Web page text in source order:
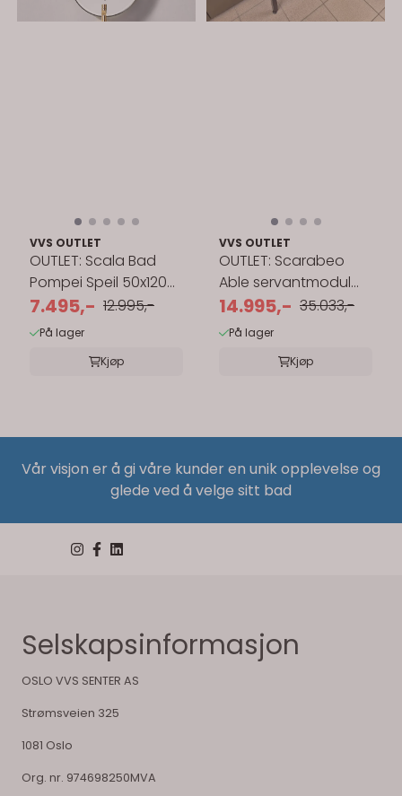
VVS OUTLET
OUTLET: Scala Bad
Pompei Speil 50x120
cm med LED-lys –
Børstet ...
7.495,- 12.995,-
På lager
Kjøp
VVS OUTLET
OUTLET: Scarabeo
Able servantmodul
80x50 cm m/speil
14.995,- 35.033,-
På lager
Kjøp
Vår visjon er å gi våre kunder en unik opplevelse og
glede ved å velge sitt bad
Selskapsinformasjon
OSLO VVS SENTER AS
Strømsveien 325
1081 Oslo
Org. nr. 974698250MVA